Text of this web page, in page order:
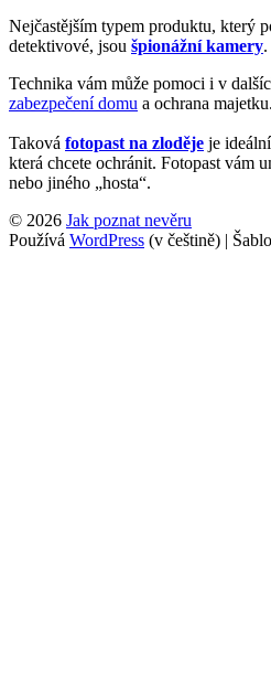
Nejčastějším typem produktu, který
detektivové, jsou špionážní kamery.
Technika vám může pomoci i v
zabezpečení domu a ochrana majetku.
Taková fotopast na zloděje je
která chcete ochránit. Fotopast vám
nebo jiného „hosta“.
© 2026 Jak poznat nevěru
Používá WordPress (v češtině) |